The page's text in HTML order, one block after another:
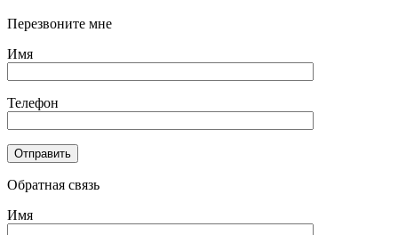
Перезвоните мне
Имя
Телефон
Обратная связь
Имя